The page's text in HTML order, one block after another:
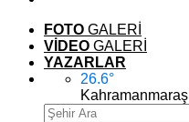
FOTO GALERİ
VİDEO GALERİ
YAZARLAR
26.6°
Kahramanmaraş